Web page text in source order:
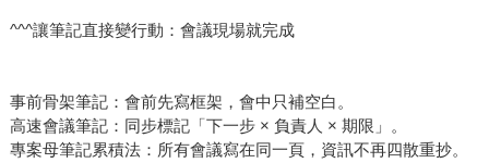
^^^讓筆記直接變行動：會議現場就完成
事前骨架筆記：會前先寫框架，會中只補空白。
高速會議筆記：同步標記「下一步 × 負責人 × 期限」。
專案母筆記累積法：所有會議寫在同一頁，資訊不再四散重抄。